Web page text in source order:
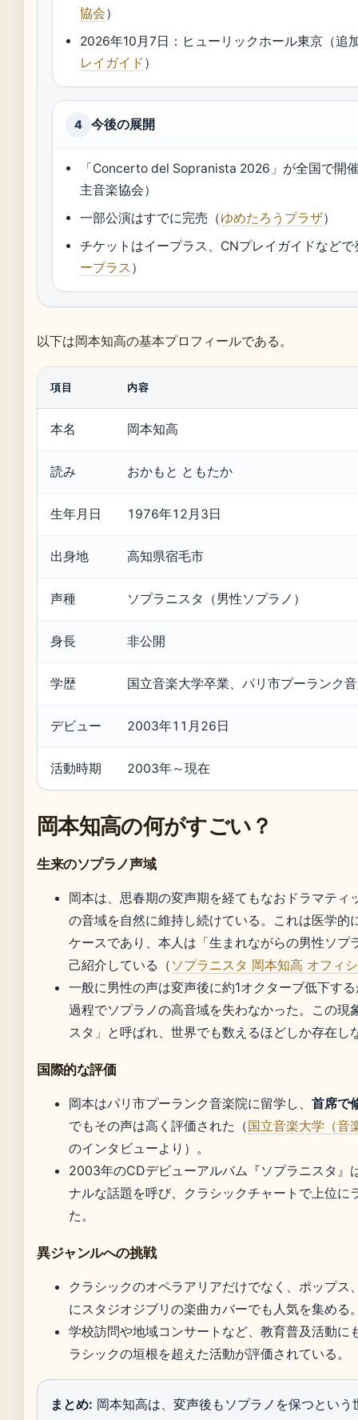
協会）
2026年10月7日：ヒューリックホール東京（追
レイガイド ）
4 今後の展開
「Concerto del Sopranista 2026」が全国で開
主音楽協会）
一部公演はすでに完売（ゆめたろうプラザ）
チケットはイープラス、CNプレイガイドなどで
ープラス ）
以下は岡本知高の基本プロフィールである。
項目 内容
本名 岡本知高
読み おかもと ともたか
生年月日 1976年12月3日
出身地 高知県宿毛市
声種 ソプラニスタ（男性ソプラノ）
身長 非公開
学歴 国立音楽大学卒業、パリ市プーランク
デビュー 2003年11月26日
活動時期 2003年～現在
岡本知高の何がすごい？
生来のソプラノ声域
岡本は、思春期の変声期を経てもなおドラマティ
の音域を自然に維持し続けている。これは医学的
ケースであり、本人は「生まれながらの男性ソプ
己紹介している（ ソプラニスタ 岡本知高 オフィ
一般に男性の声は変声後に約1オクターブ低下す
過程でソプラノの高音域を失わなかった。この現
スタ」と呼ばれ、世界でも数えるほどしか存在し
国際的な評価
岡本はパリ市プーランク音楽院に留学し、 首席で
でもその声は高く評価された（国立音楽大学（音
のインタビューより）。
2003年のCDデビューアルバム『ソプラニスタ』
ナルな話題を呼び、クラシックチャートで上位に
た。
異ジャンルへの挑戦
クラシックのオペラアリアだけでなく、ポップス
にスタジオジブリの楽曲カバーでも人気を集める
学校訪問や地域コンサートなど、教育普及活動に
ラシックの垣根を超えた活動が評価されている。
まとめ: 岡本知高は、変声後もソプラノを保つという